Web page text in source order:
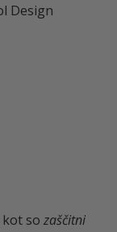
Design
so zaščitni